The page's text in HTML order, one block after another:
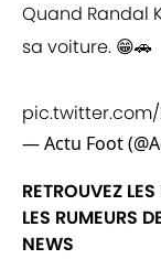
Quand Randal
sa voiture. 😁🚗
pic.twitter.com/
— Actu Foot
RETROUVEZ
LES RUMEURS
NEWS